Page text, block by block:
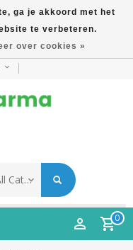
Nieuwsbrief | Gratis
Sinds 2007
0
ga je akkoord met het
te verbeteren.
over cookies »